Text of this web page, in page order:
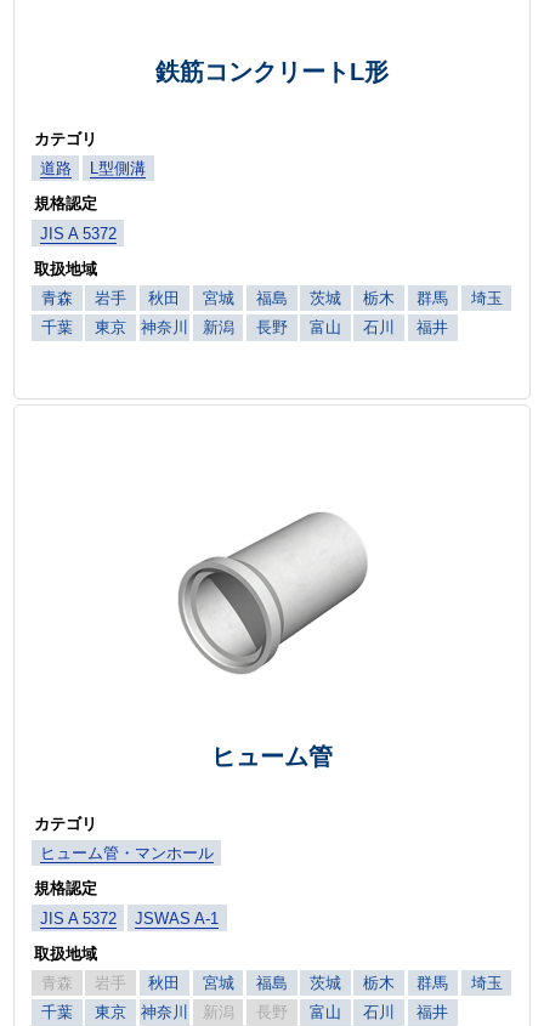
鉄筋コンクリートL形
カテゴリ
道路
L型側溝
規格認定
JIS A 5372
取扱地域
青森
岩手 秋田 宮城 福島 茨城 栃木 群馬
埼玉
千葉
東京 神奈川 新潟 長野 富山 石川 福井
ヒューム管
カテゴリ
ヒューム管・マンホール
規格認定
JIS A 5372
JSWAS A-1
取扱地域
青森
岩手 秋田 宮城 福島 茨城 栃木 群馬
埼玉
千葉
東京 神奈川 新潟 長野 富山 石川 福井